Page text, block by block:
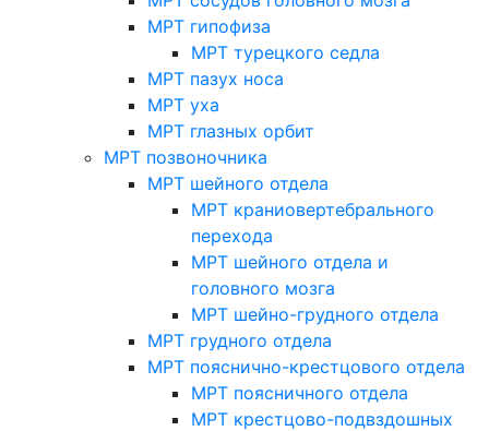
МРТ гипофиза
МРТ турецкого седла
МРТ пазух носа
МРТ уха
МРТ глазных орбит
МРТ позвоночника
МРТ шейного отдела
МРТ краниовертебрального
перехода
МРТ шейного отдела и
головного мозга
МРТ шейно-грудного отдела
МРТ грудного отдела
МРТ пояснично-крестцового отдела
МРТ поясничного отдела
МРТ крестцово-подвздошных